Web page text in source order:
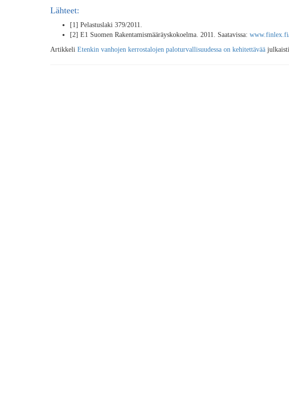
Lähteet:
[1] Pelastuslaki 379/2011.
[2] E1 Suomen Rakentamismääräyskokoelma. 2011. Saatavissa:
Artikkeli Etenkin vanhojen kerrostalojen paloturvallisuudessa on kehitettävää